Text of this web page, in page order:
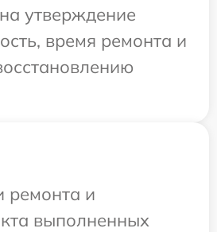
утверждение
время ремонта и
ремонта и
выполненных